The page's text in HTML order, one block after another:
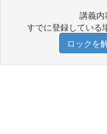
講義内
すでに登録している
ロックを